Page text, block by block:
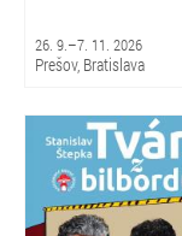
26. 9.–7. 11. 2026
Prešov, Bratislava